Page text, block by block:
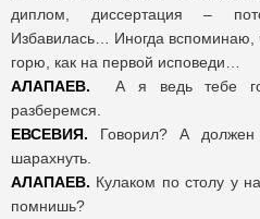
диплом, диссертация –
Избавилась… Иногда вспоминаю,
горю, как на первой исповеди…
АЛАПАЕВ.
А я ведь тебе
разберемся.
ЕВСЕВИЯ. Говорил? А
шарахнуть.
АЛАПАЕВ. Кулаком по столу у
помнишь?